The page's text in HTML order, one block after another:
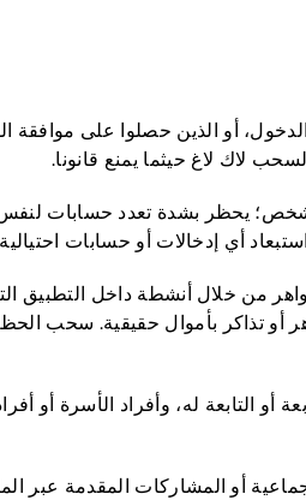
أو الذين حصلوا على موافقة
لاك لاغ حيثما يمنع قانونا.
يحظر بشدة تعدد حسابات
أي إدخالات أو حسابات
من خلال أنشطة داخل التطبيق
أو تذاكر بأموال حقيقية. سحب
التابعة له، وأفراد الأسرة أو
أو المشاركات المقدمة عبر